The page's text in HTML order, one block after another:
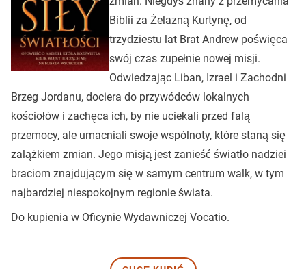
Biblii za Żelazną Kurtynę, od
trzydziestu lat Brat Andrew poświęca
swój czas zupełnie nowej misji.
Odwiedzając Liban, Izrael i Zachodni
Brzeg Jordanu, dociera do przywódców lokalnych
kościołów i zachęca ich, by nie uciekali przed falą
przemocy, ale umacniali swoje wspólnoty, które staną się
zalążkiem zmian. Jego misją jest zanieść światło nadziei
braciom znajdującym się w samym centrum walk, w tym
najbardziej niespokojnym regionie świata.
Do kupienia w Oficynie Wydawniczej Vocatio.